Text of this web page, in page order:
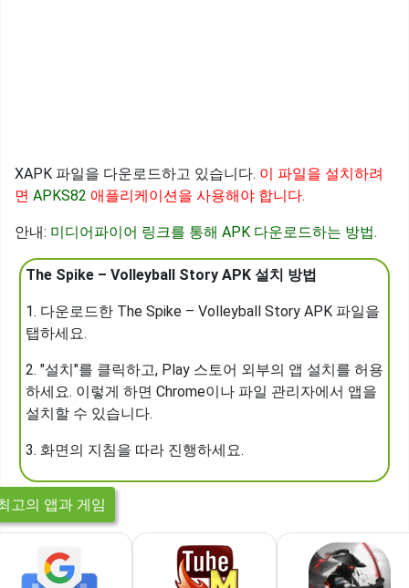
XAPK 파일을 다운로드하고 있습니다. 이 파일을 설치하려
면 APKS82 애플리케이션을 사용해야 합니다.
안내: 미디어파이어 링크를 통해 APK 다운로드하는 방법.
The Spike – Volleyball Story APK 설치 방법
1. 다운로드한 The Spike – Volleyball Story APK 파일을
탭하세요.
2. "설치"를 클릭하고, Play 스토어 외부의 앱 설치를 허용
하세요. 이렇게 하면 Chrome이나 파일 관리자에서 앱을
설치할 수 있습니다.
3. 화면의 지침을 따라 진행하세요.
고의 앱과 게임